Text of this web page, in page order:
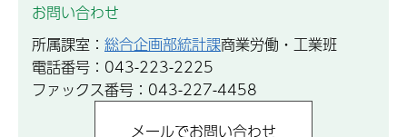
お問い合わせ
所属課室： 総合企画部統計課商業労働・工業班
電話番号：043-223-2225
ファックス番号：043-227-4458